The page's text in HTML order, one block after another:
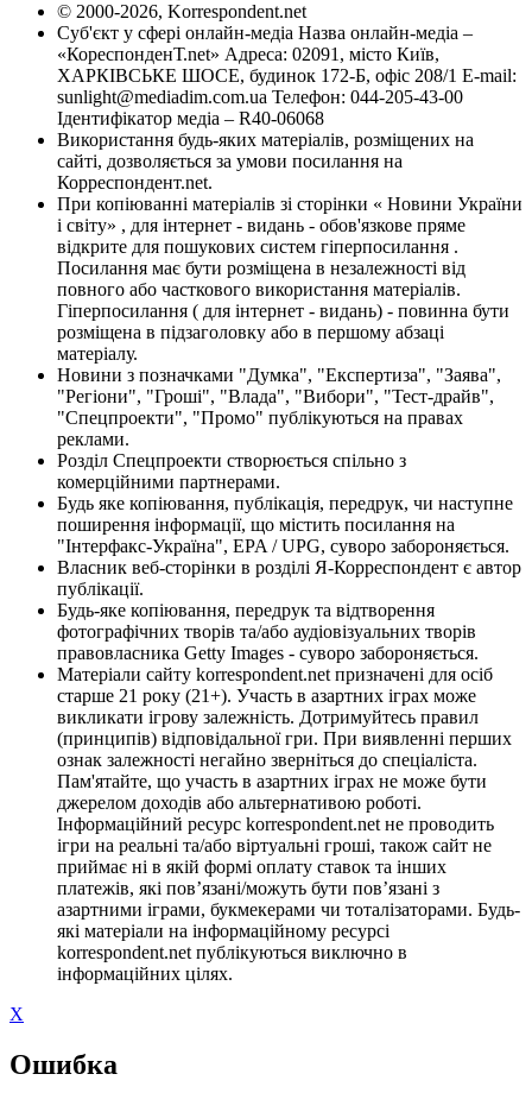
© 2000-2026, Korrespondent.net
Суб'єкт у сфері онлайн-медіа Назва онлайн-медіа –
«КореспонденТ.net» Адреса: 02091, місто Київ,
ХАРКІВСЬКЕ ШОСЕ, будинок 172-Б, офіс 208/1 E-mail:
sunlight@mediadim.com.ua Телефон: 044-205-43-00
Ідентифікатор медіа – R40-06068
Використання будь-яких матеріалів, розміщених на
сайті, дозволяється за умови посилання на
Корреспондент.net.
При копіюванні матеріалів зі сторінки « Новини України
і світу» , для інтернет - видань - обов'язкове пряме
відкрите для пошукових систем гіперпосилання .
Посилання має бути розміщена в незалежності від
повного або часткового використання матеріалів.
Гіперпосилання ( для інтернет - видань) - повинна бути
розміщена в підзаголовку або в першому абзаці
матеріалу.
Новини з позначками "Думка", "Експертиза", "Заява",
"Регіони", "Гроші", "Влада", "Вибори", "Тест-драйв",
"Спецпроекти", "Промо" публікуються на правах
реклами.
Розділ Спецпроекти створюється спільно з
комерційними партнерами.
Будь яке копіювання, публікація, передрук, чи наступне
поширення інформації, що містить посилання на
"Інтерфакс-Україна", EPA / UPG, суворо забороняється.
Власник веб-сторінки в розділі Я-Корреспондент є автор
публікації.
Будь-яке копіювання, передрук та відтворення
фотографічних творів та/або аудіовізуальних творів
правовласника Getty Images - суворо забороняється.
Матеріали сайту korrespondent.net призначені для осіб
старше 21 року (21+). Участь в азартних іграх може
викликати ігрову залежність. Дотримуйтесь правил
(принципів) відповідальної гри. При виявленні перших
ознак залежності негайно зверніться до спеціаліста.
Пам'ятайте, що участь в азартних іграх не може бути
джерелом доходів або альтернативою роботі.
Інформаційний ресурс korrespondent.net не проводить
ігри на реальні та/або віртуальні гроші, також сайт не
приймає ні в якій формі оплату ставок та інших
платежів, які пов’язані/можуть бути пов’язані з
азартними іграми, букмекерами чи тоталізаторами. Будь-
які матеріали на інформаційному ресурсі
korrespondent.net публікуються виключно в
інформаційних цілях.
X
Ошибка